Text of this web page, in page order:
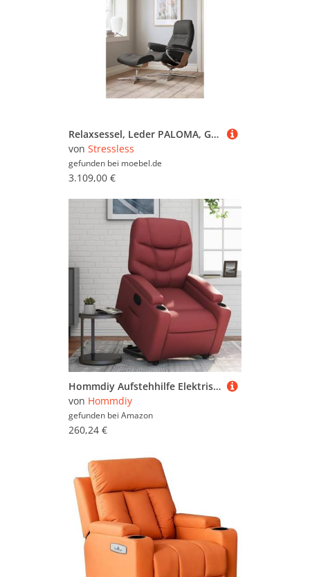
Relaxsessel, Leder PALOMA, Grau, 92×105×80 cm, Cross Base Eiche, Modern, Stressless
von Stressless
gefunden bei moebel.de
3.109,00 €
Hommdiy Aufstehhilfe Elektrisch Relaxsessel Fernsehsessel mit Liegefunktion TV Sessel für Wohnzimmer Weißrot Leder Quadratisch
von Hommdiy
gefunden bei Amazon
260,24 €